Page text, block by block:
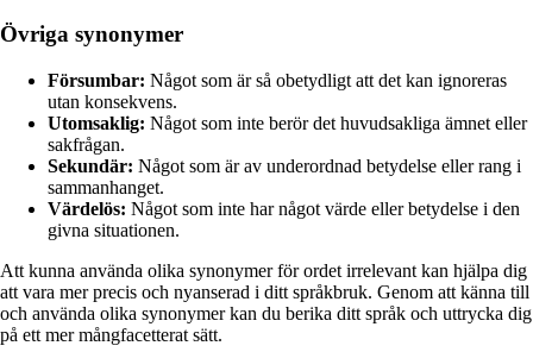
Övriga synonymer
Försumbar: Något som är så obetydligt att det kan ignoreras
utan konsekvens.
Utomsaklig: Något som inte berör det huvudsakliga ämnet eller
sakfrågan.
Sekundär: Något som är av underordnad betydelse eller rang i
sammanhanget.
Värdelös: Något som inte har något värde eller betydelse i den
givna situationen.
Att kunna använda olika synonymer för ordet irrelevant kan hjälpa dig
att vara mer precis och nyanserad i ditt språkbruk. Genom att känna till
och använda olika synonymer kan du berika ditt språk och uttrycka dig
på ett mer mångfacetterat sätt.